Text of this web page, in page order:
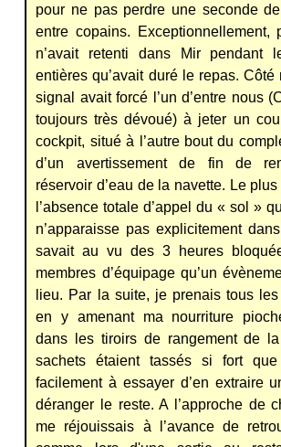
pour ne pas perdre une seconde
entre copains. Exceptionnellement,
n’avait retenti dans Mir pendant
entières qu’avait duré le repas. Côté
signal avait forcé l’un d’entre nous
toujours très dévoué) à jeter un
cockpit, situé à l’autre bout du
d’un avertissement de fin de
réservoir d’eau de la navette. Le
l’absence totale d’appel du « sol »
n’apparaisse pas explicitement
savait au vu des 3 heures
membres d’équipage qu’un
lieu. Par la suite, je prenais tous
en y amenant ma nourriture
dans les tiroirs de rangement de
sachets étaient tassés si fort que
facilement à essayer d’en extraire
déranger le reste. A l’approche de
me réjouissais à l’avance de